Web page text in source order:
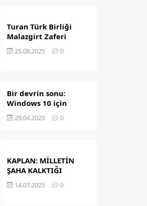
Turan Türk Birliği
Malazgirt Zaferi
Kutlamalarında
25.08.2025 0
Bir devrin sonu:
Windows 10 için
destek bitiyor!
29.04.2023 0
KAPLAN: MİLLETİN
ŞAHA KALKTIĞI
GÜNDÜR
14.07.2025 0